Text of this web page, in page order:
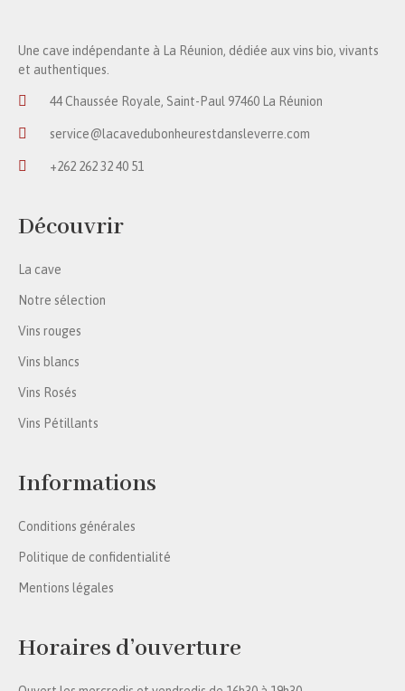
Une cave indépendante à La Réunion, dédiée aux vins bio, vivants
et authentiques.
44 Chaussée Royale, Saint-Paul 97460 La Réunion
service@lacavedubonheurestdansleverre.com
+262 262 32 40 51
Découvrir
La cave
Notre sélection
Vins rouges
Vins blancs
Vins Rosés
Vins Pétillants
Informations
Conditions générales
Politique de confidentialité
Mentions légales
Horaires d’ouverture